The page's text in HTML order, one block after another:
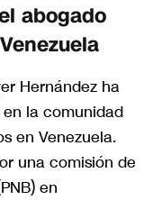
abogado
Hernández ha
la comunidad
en Venezuela.
una comisión de
en